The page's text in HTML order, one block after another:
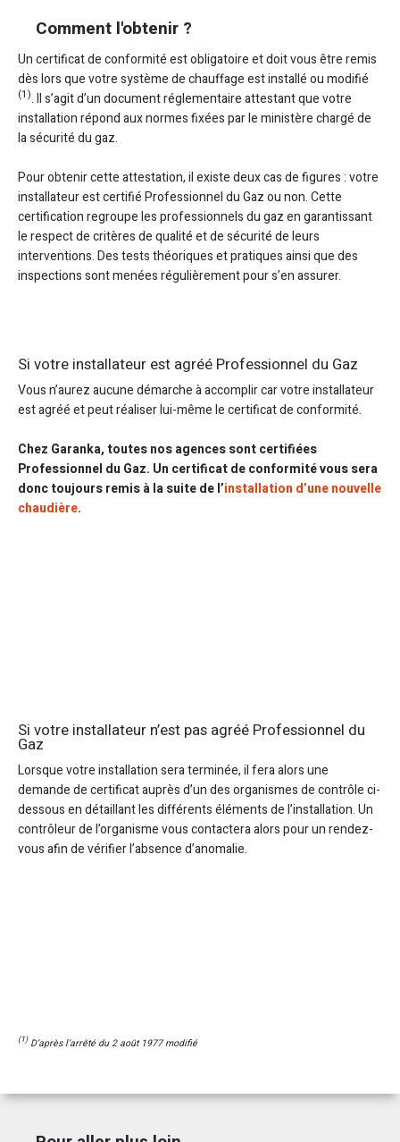
Comment l'obtenir ?
Un certificat de conformité est obligatoire et doit vous être remis
dès lors que votre système de chauffage est installé ou modifié
(1). Il s’agit d’un document réglementaire attestant que votre
installation répond aux normes fixées par le ministère chargé de
la sécurité du gaz.
Pour obtenir cette attestation, il existe deux cas de figures : votre
installateur est certifié Professionnel du Gaz ou non. Cette
certification regroupe les professionnels du gaz en garantissant
le respect de critères de qualité et de sécurité de leurs
interventions. Des tests théoriques et pratiques ainsi que des
inspections sont menées régulièrement pour s’en assurer.
Si votre installateur est agréé Professionnel du Gaz
Vous n’aurez aucune démarche à accomplir car votre installateur
est agréé et peut réaliser lui-même le certificat de conformité.
Chez Garanka, toutes nos agences sont certifiées
Professionnel du Gaz. Un certificat de conformité vous sera
donc toujours remis à la suite de l’installation d’une nouvelle
chaudière.
Si votre installateur n’est pas agréé Professionnel du
Gaz
Lorsque votre installation sera terminée, il fera alors une
demande de certificat auprès d’un des organismes de contrôle ci-
dessous en détaillant les différents éléments de l’installation. Un
contrôleur de l’organisme vous contactera alors pour un rendez-
vous afin de vérifier l’absence d’anomalie.
(1)D’après l’arrêté du 2 août 1977 modifié